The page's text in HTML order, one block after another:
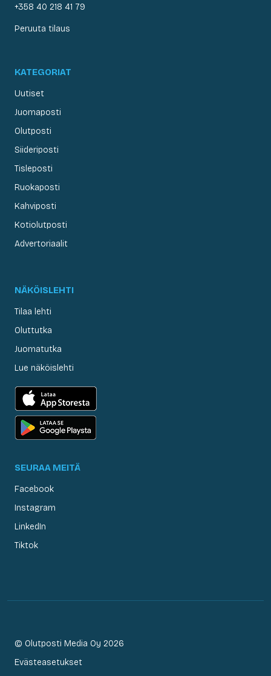
+358 40 218 41 79
Peruuta tilaus
KATEGORIAT
Uutiset
Juomaposti
Olutposti
Siideriposti
Tisleposti
Ruokaposti
Kahviposti
Kotiolutposti
Advertoriaalit
NÄKÖISLEHTI
Tilaa lehti
Oluttutka
Juomatutka
Lue näköislehti
SEURAA MEITÄ
Facebook
Instagram
LinkedIn
Tiktok
© Olutposti Media Oy 2026
Evästeasetukset